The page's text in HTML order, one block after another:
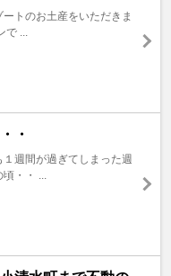
トのお土産をいただきま
...
・
１週間が過ぎてしまった週
・・ ...